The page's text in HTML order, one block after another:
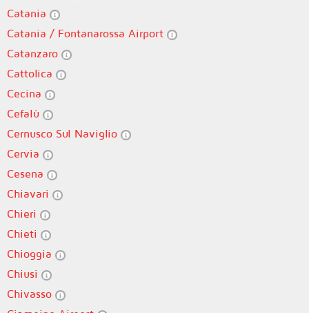
Catania
Catania / Fontanarossa Airport
Catanzaro
Cattolica
Cecina
Cefalù
Cernusco Sul Naviglio
Cervia
Cesena
Chiavari
Chieri
Chieti
Chioggia
Chiusi
Chivasso